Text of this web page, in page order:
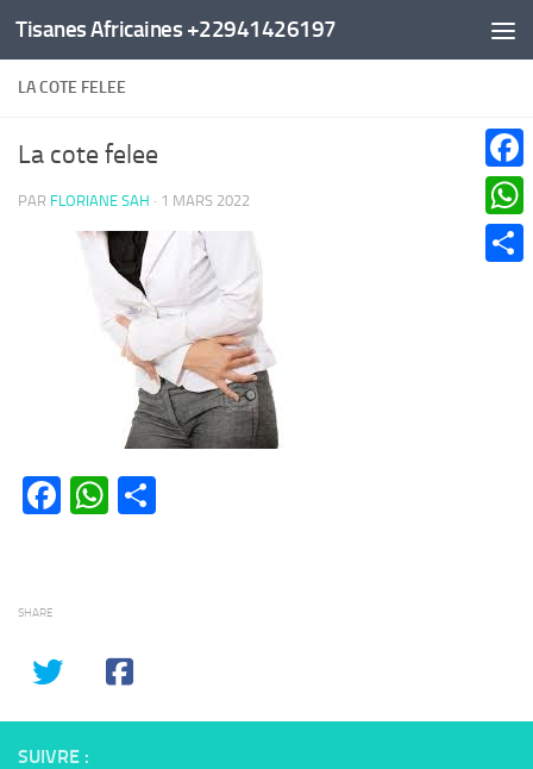
Au dessous du contenu
Tisanes Africaines +22941426197
LA COTE FELEE
La cote felee
PAR FLORIANE SAH · 1 MARS 2022
Facebook
WhatsApp
SHARE
SUIVRE :